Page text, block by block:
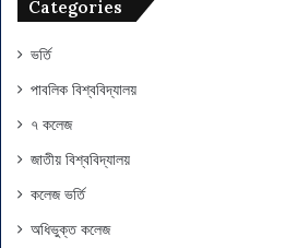
Categories
ভর্তি
পাবলিক বিশ্ববিদ্যালয়
৭ কলেজ
জাতীয় বিশ্ববিদ্যালয়
কলেজ ভর্তি
অধিভুক্ত কলেজ